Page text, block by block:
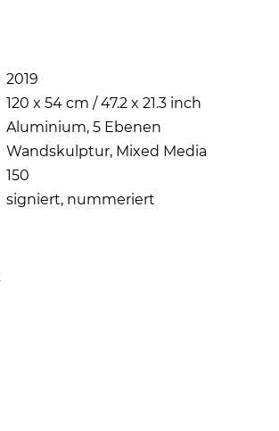
2019
120 x 54 cm / 47.2 x 21.3 inch
Aluminium, 5 Ebenen
Wandskulptur, Mixed Media
150
signiert, nummeriert